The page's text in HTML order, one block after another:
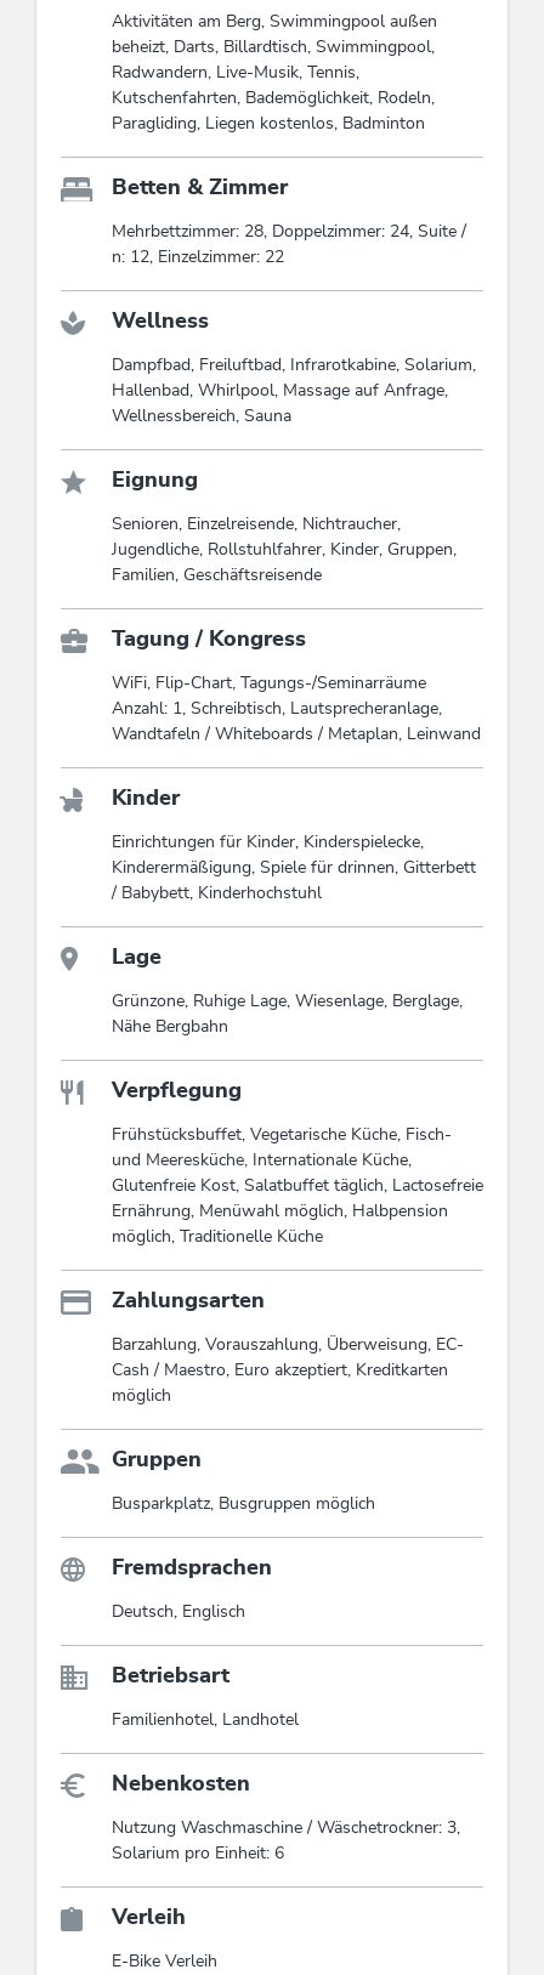
Aktivitäten am Berg, Swimmingpool außen
beheizt, Darts, Billardtisch, Swimmingpool,
Radwandern, Live-Musik, Tennis,
Kutschenfahrten, Bademöglichkeit, Rodeln,
Paragliding, Liegen kostenlos, Badminton
Betten & Zimmer
Mehrbettzimmer: 28, Doppelzimmer: 24, Suite /
n: 12, Einzelzimmer: 22
Wellness
Dampfbad, Freiluftbad, Infrarotkabine, Solarium,
Hallenbad, Whirlpool, Massage auf Anfrage,
Wellnessbereich, Sauna
Eignung
Senioren, Einzelreisende, Nichtraucher,
Jugendliche, Rollstuhlfahrer, Kinder, Gruppen,
Familien, Geschäftsreisende
Tagung / Kongress
WiFi, Flip-Chart, Tagungs-/Seminarräume
Anzahl: 1, Schreibtisch, Lautsprecheranlage,
Wandtafeln / Whiteboards / Metaplan, Leinwand
Kinder
Einrichtungen für Kinder, Kinderspielecke,
Kinderermäßigung, Spiele für drinnen, Gitterbett
/ Babybett, Kinderhochstuhl
Lage
Grünzone, Ruhige Lage, Wiesenlage, Berglage,
Nähe Bergbahn
Verpflegung
Frühstücksbuffet, Vegetarische Küche, Fisch-
und Meeresküche, Internationale Küche,
Glutenfreie Kost, Salatbuffet täglich, Lactosefreie
Ernährung, Menüwahl möglich, Halbpension
möglich, Traditionelle Küche
Zahlungsarten
Barzahlung, Vorauszahlung, Überweisung, EC-
Cash / Maestro, Euro akzeptiert, Kreditkarten
möglich
Gruppen
Busparkplatz, Busgruppen möglich
Fremdsprachen
Deutsch, Englisch
Betriebsart
Familienhotel, Landhotel
Nebenkosten
Nutzung Waschmaschine / Wäschetrockner: 3,
Solarium pro Einheit: 6
Verleih
E-Bike Verleih